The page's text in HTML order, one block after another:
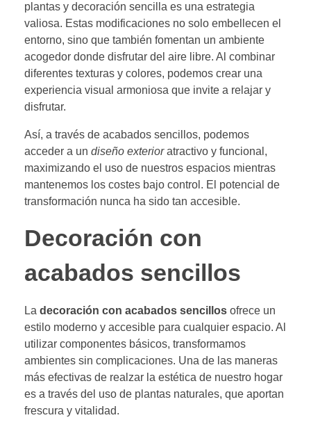
plantas y decoración sencilla es una estrategia
valiosa. Estas modificaciones no solo embellecen el
entorno, sino que también fomentan un ambiente
acogedor donde disfrutar del aire libre. Al combinar
diferentes texturas y colores, podemos crear una
experiencia visual armoniosa que invite a relajar y
disfrutar.
Así, a través de acabados sencillos, podemos
acceder a un diseño exterioratractivo y funcional,
maximizando el uso de nuestros espacios mientras
mantenemos los costes bajo control. El potencial de
transformación nunca ha sido tan accesible.
Decoración con
acabados sencillos
La decoración con acabados sencillos ofrece un
estilo moderno y accesible para cualquier espacio. Al
utilizar componentes básicos, transformamos
ambientes sin complicaciones. Una de las maneras
más efectivas de realzar la estética de nuestro hogar
es a través del uso de plantas naturales, que aportan
frescura y vitalidad.